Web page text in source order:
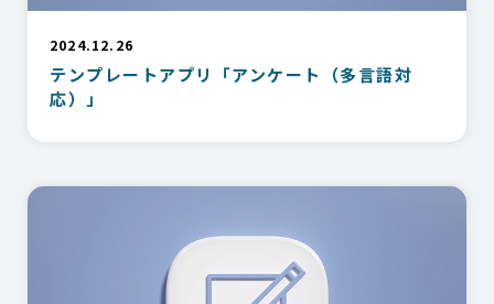
2024.12.26
テンプレートアプリ「アンケート（多言語対
応）」